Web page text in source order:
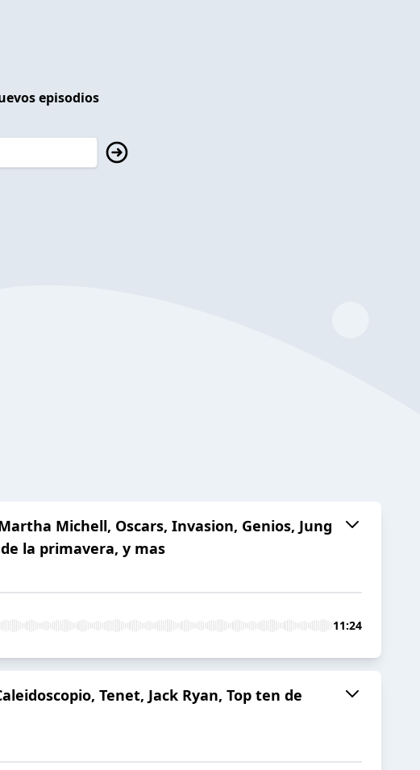
episodios
Michell, Oscars, Invasion, Genios, Jung
de la primavera, y mas
11:24
Tenet, Jack Ryan, Top ten de